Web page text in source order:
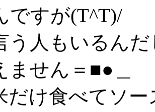
ですが(T^T)/
う人もいるん
ません＝■●＿
け食べてソー